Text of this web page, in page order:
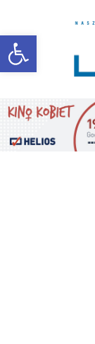
Otwórz pasek narzędzi